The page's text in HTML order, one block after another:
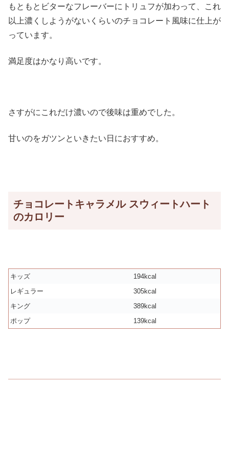
もともとビターなフレーバーにトリュフが加わって、これ
以上濃くしようがないくらいのチョコレート風味に仕上が
っています。
満足度はかなり高いです。
さすがにこれだけ濃いので後味は重めでした。
甘いのをガツンといきたい日におすすめ。
チョコレートキャラメル スウィートハート
のカロリー
キッズ
194kcal
レギュラー
305kcal
キング
389kcal
ポップ
139kcal